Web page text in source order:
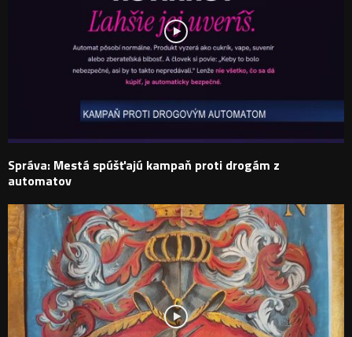
Správa: Mestá spúšťajú kampaň proti drogám z
automatov